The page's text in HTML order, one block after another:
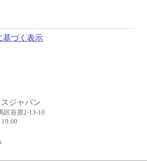
基づく表示
ジャパン
区谷原2-13-10